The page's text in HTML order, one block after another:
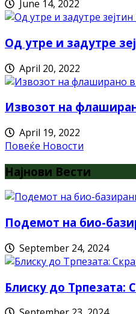
June 14, 2022
Од утре и задутре
April 20, 2022
Извозот на
April 19, 2022
Повеќе Новости
Најнови Вести
Подемот на био-
September 24, 2024
Блиску до